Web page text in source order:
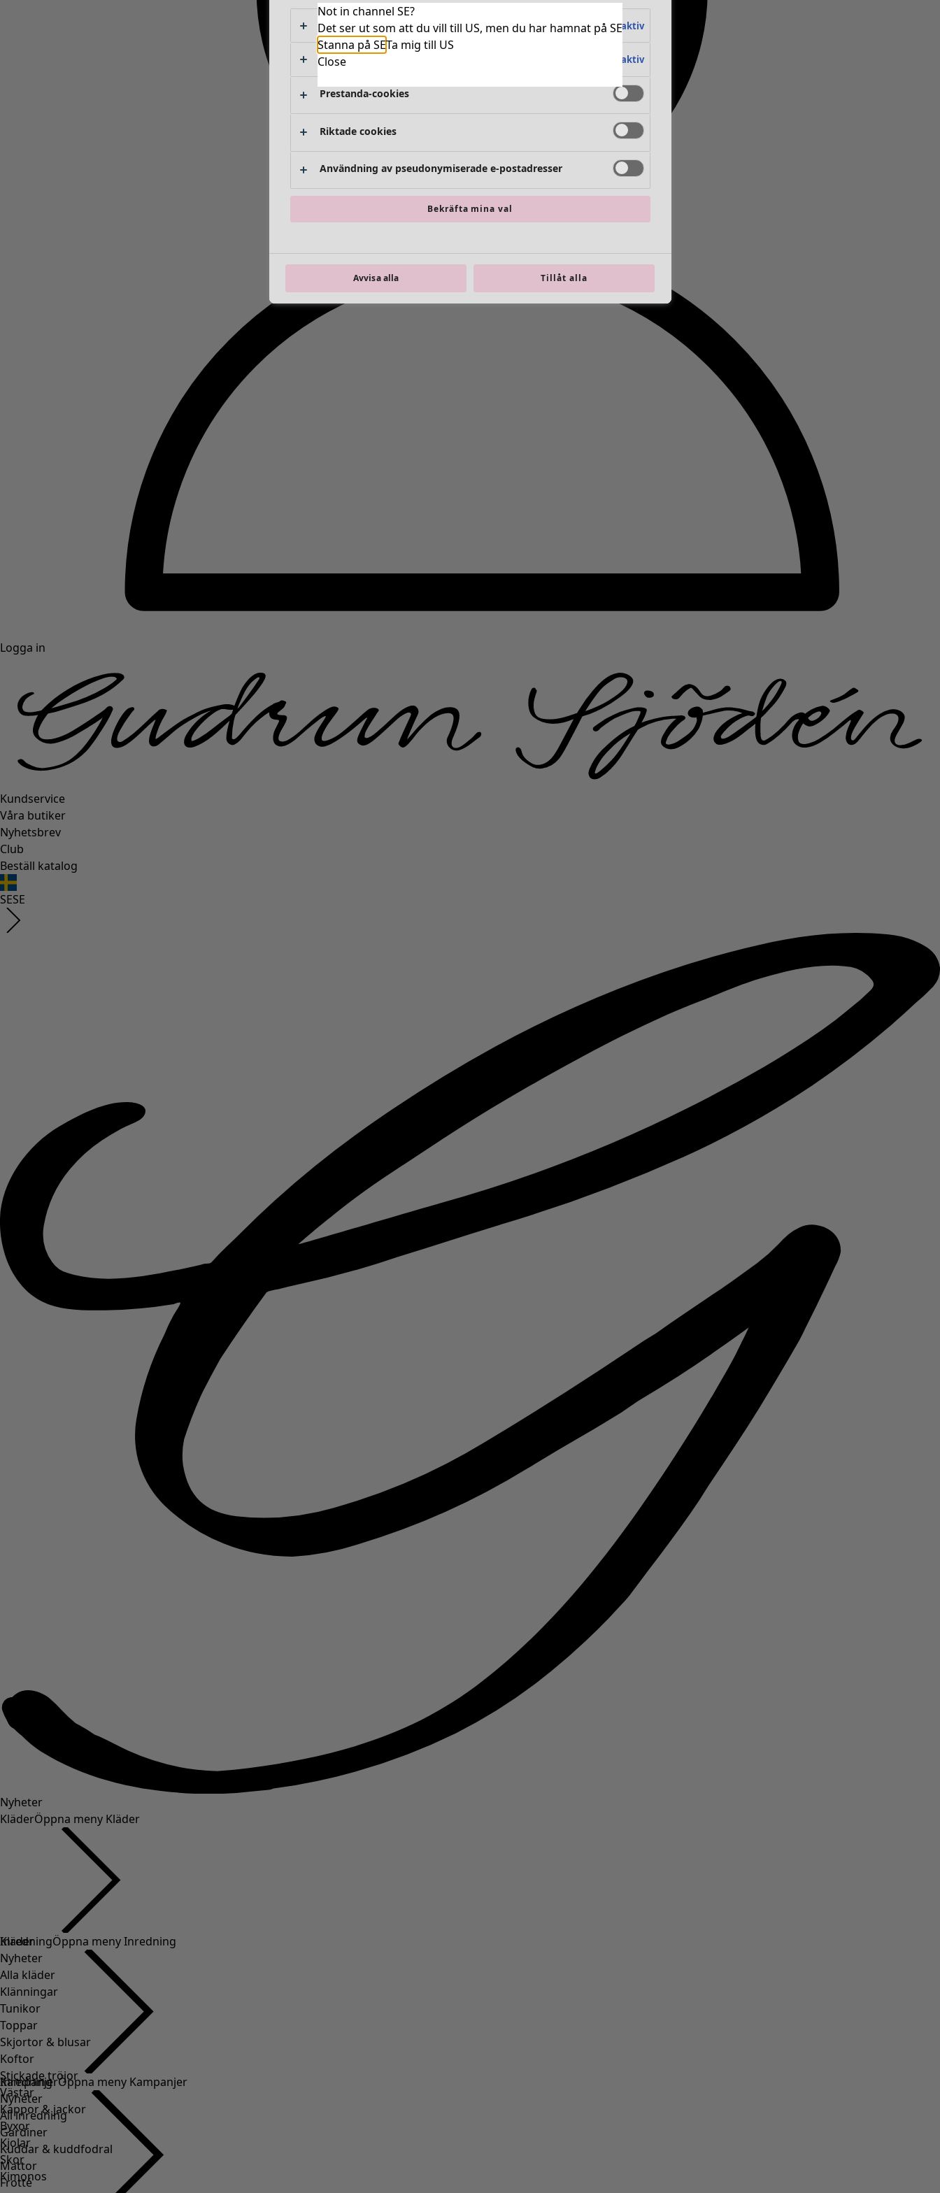
Logga in
Kundservice
Våra butiker
Nyhetsbrev
Club
Beställ katalog
SESE
Nyheter
KläderÖppna meny Kläder
Kläder
Nyheter
Alla kläder
Klänningar
Tunikor
Toppar
Skjortor & blusar
Koftor
Stickade tröjor
Västar
Kappor & jackor
Byxor
Kjolar
Skor
Kimonos
InredningÖppna meny Inredning
Inredning
Nyheter
All inredning
Gardiner
Kuddar & kuddfodral
Mattor
Frotté
KampanjerÖppna meny Kampanjer
Not in channel SE?
Det ser ut som att du vill till US, men du har hamnat på SE
Stanna på SETa mig till US
Close
Absolut nödvändiga cookies Alltid aktiv
Funktionella cookies Alltid aktiv
Prestanda-cookies
Riktade cookies
Användning av pseudonymiserade e-postadresser
Bekräfta mina val
Avvisa alla Tillåt alla